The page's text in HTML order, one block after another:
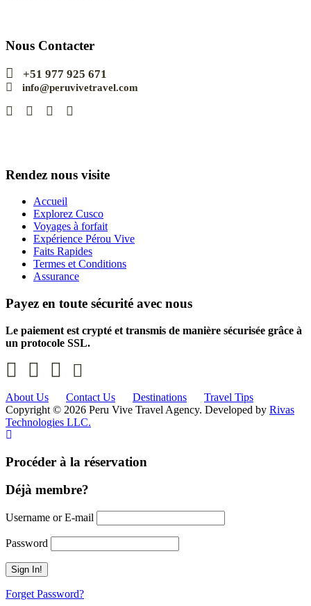
Nous Contacter
+51 977 925 671
info@peruvivetravel.com
Rendez nous visite
Accueil
Explorez Cusco
Voyages à forfait
Expérience Pérou Vive
Faits Rapides
Termes et Conditions
Assurance
Payez en toute sécurité avec nous
Le paiement est crypté et transmis de manière sécurisée grâce à
un protocole SSL.
About Us Contact Us Destinations
Travel Tips
Copyright © 2026 Peru Vive Travel Agency. Developed by Rivas
Technologies LLC.
Procéder à la réservation
Déjà membre?
Username or E-mail
Password
Forget Password?